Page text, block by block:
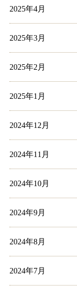
2025年4月
2025年3月
2025年2月
2025年1月
2024年12月
2024年11月
2024年10月
2024年9月
2024年8月
2024年7月